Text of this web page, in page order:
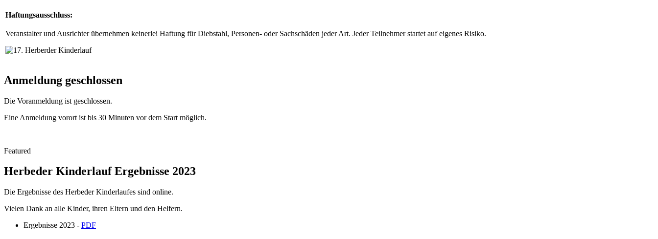
Haftungsausschluss:
Veranstalter und Ausrichter übernehmen keinerlei Haftung für Diebstahl, Personen- oder Sachschäden jeder Art. Jeder Teilnehmer startet auf eigenes Risiko.
Anmeldung geschlossen
Die Voranmeldung ist geschlossen.
Eine Anmeldung vorort ist bis 30 Minuten vor dem Start möglich.
Featured
Herbeder Kinderlauf Ergebnisse 2023
Die Ergebnisse des Herbeder Kinderlaufes sind online.
Vielen Dank an alle Kinder, ihren Eltern und den Helfern.
Ergebnisse 2023 - PDF